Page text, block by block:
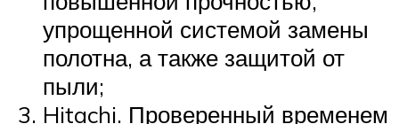
упрощенной системой замены
полотна, а также защитой от
пыли;
Hitachi. Проверенный временем